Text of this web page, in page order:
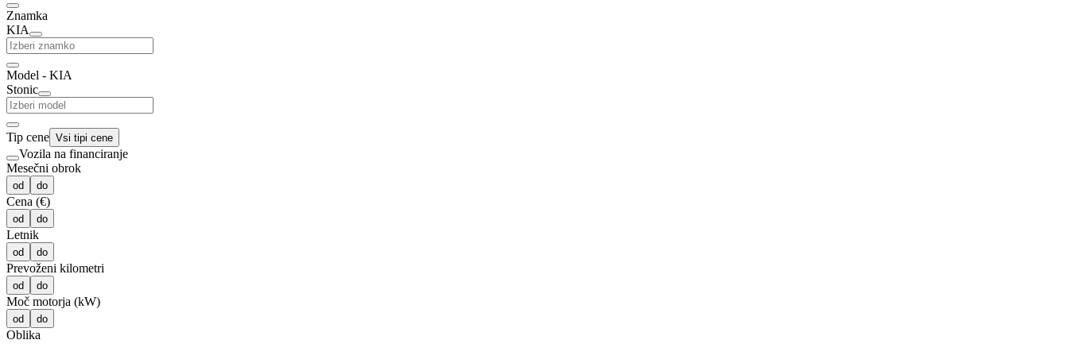
Znamka
KIA
Model - KIA
Stonic
Tip cene Vsi tipi cene
Vozila na financiranje
Mesečni obrok
od do
Cena (€)
od do
Letnik
od do
Prevoženi kilometri
od do
Moč motorja (kW)
od do
Oblika